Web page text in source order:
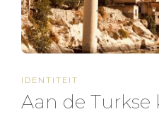
IDENTITEIT
Aan de Turkse